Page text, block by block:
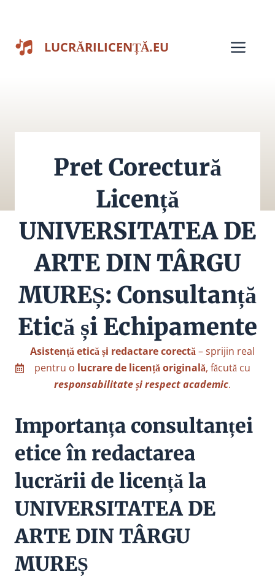
conținut
LUCRĂRILICENȚĂ.EU
Pret Corectură
Licență
UNIVERSITATEA DE
ARTE DIN TÂRGU
MUREȘ: Consultanță
Etică și Echipamente
Asistență etică și redactare corectă– sprijin real
pentru o lucrare de licență originală, făcută cu
responsabilitate și respect academic.
Importanța consultanței
etice în redactarea
lucrării de licență la
UNIVERSITATEA DE
ARTE DIN TÂRGU
MUREȘ